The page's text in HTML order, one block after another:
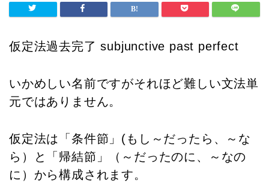
仮定法過去完了 subjunctive past perfect
いかめしい名前ですがそれほど難しい文法単
元ではありません。
仮定法は「条件節」(もし～だったら、～な
ら）と「帰結節」（～だったのに、～なの
に）から構成されます。